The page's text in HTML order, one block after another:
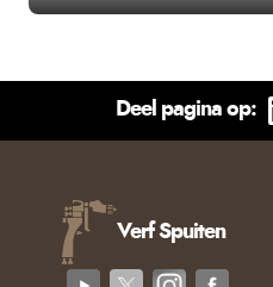
Deel pagina op:
Verf Spuiten